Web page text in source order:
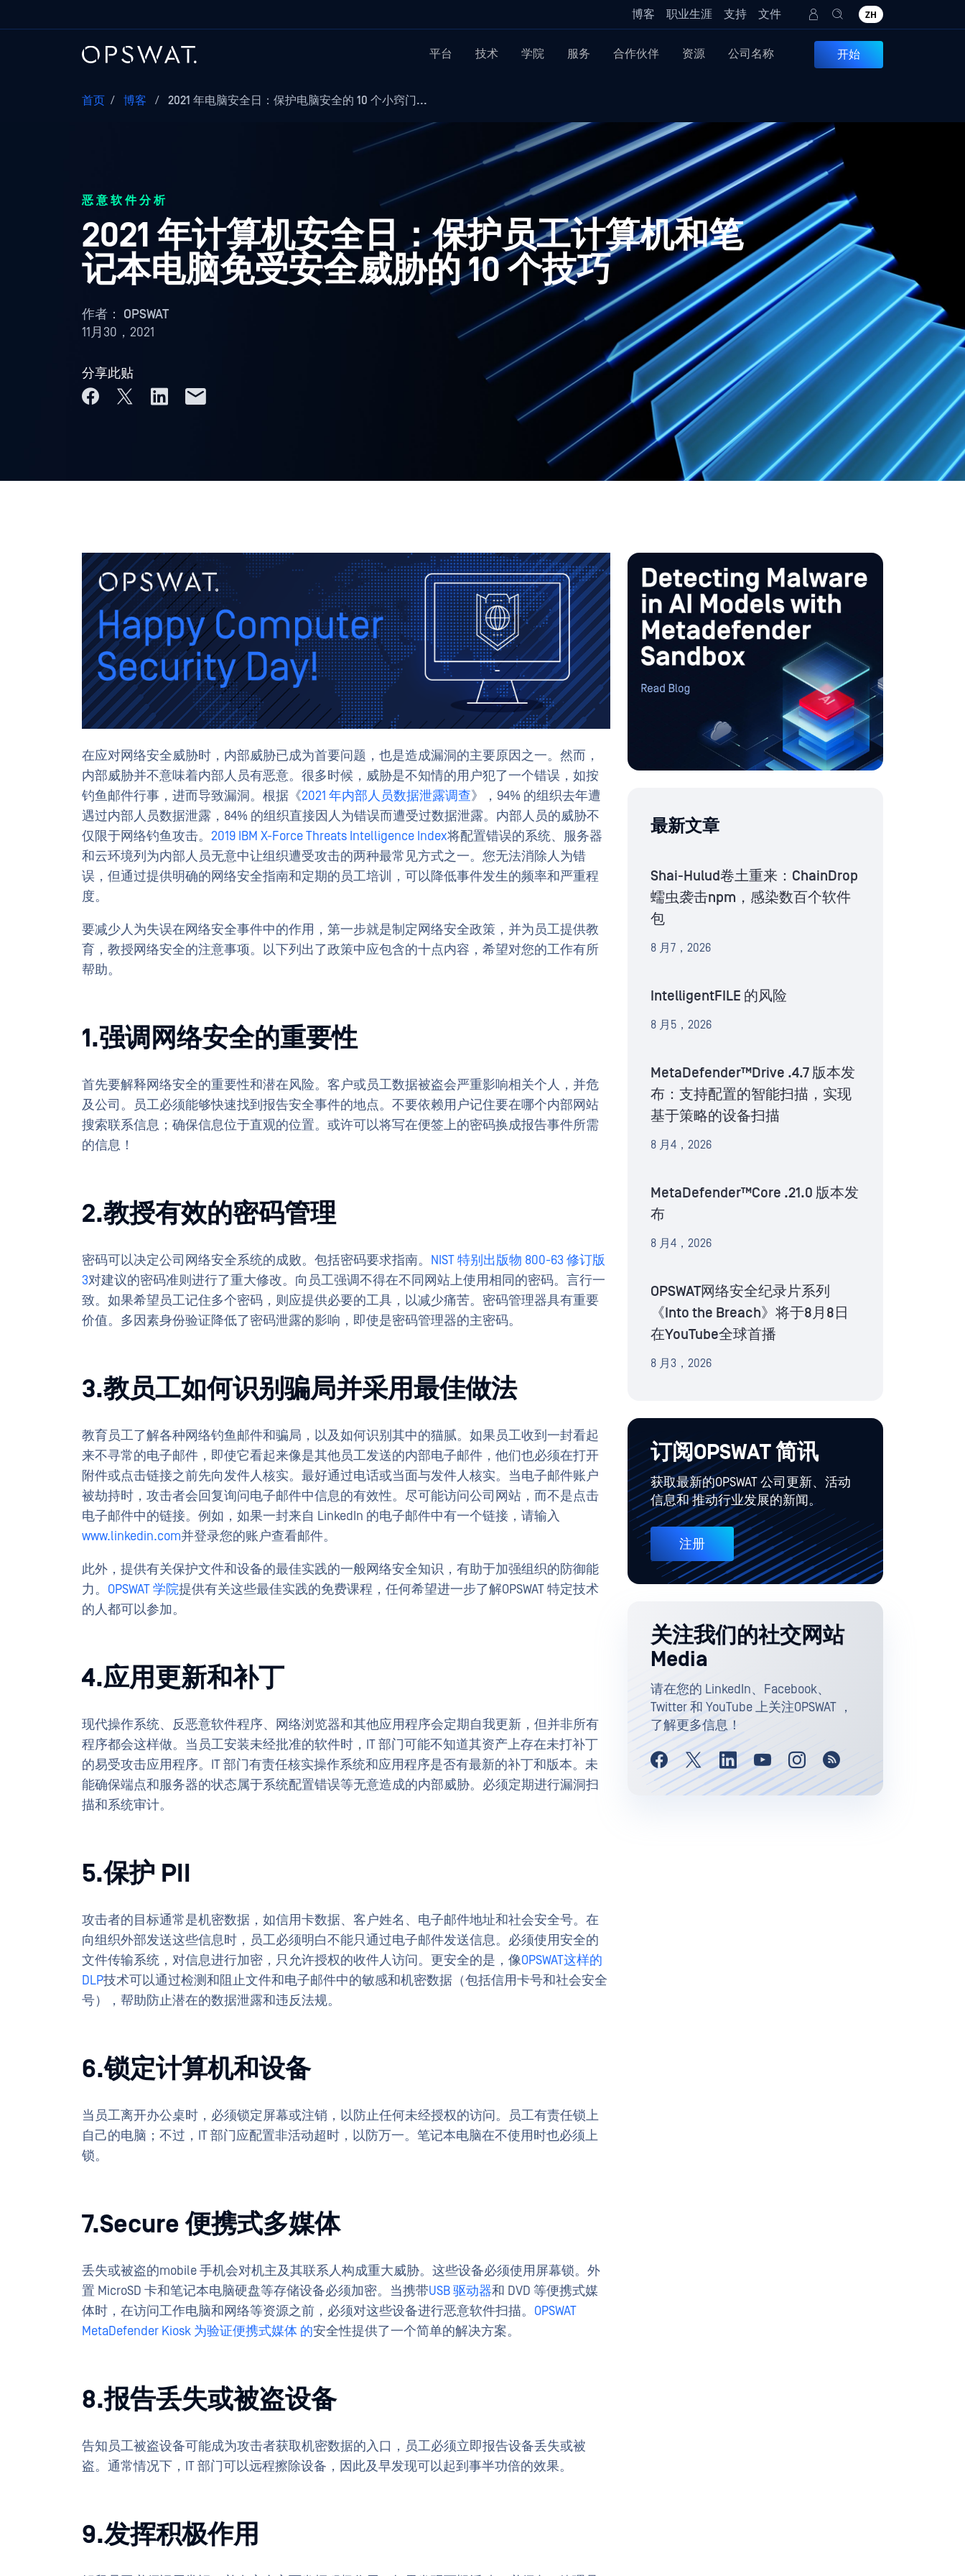
博客 职业生涯 支持 文件 ZH
平台 技术 学院 服务 合作伙伴 资源 公司名称 开始
首页 / 博客 / 2021 年电脑安全日：保护电脑安全的 10 个小窍门...
恶意软件分析
2021 年计算机安全日：保护员工计算机和笔
记本电脑免受安全威胁的 10 个技巧
作者： OPSWAT
11月30，2021
分享此贴
在应对网络安全威胁时，内部威胁已成为首要问题，也是造成漏洞的主要原因之一。然而，
内部威胁并不意味着内部人员有恶意。很多时候，威胁是不知情的用户犯了一个错误，如按
钓鱼邮件行事，进而导致漏洞。根据《2021 年内部人员数据泄露调查》，94% 的组织去年遭
遇过内部人员数据泄露，84% 的组织直接因人为错误而遭受过数据泄露。内部人员的威胁不
仅限于网络钓鱼攻击。 2019 IBM X-Force Threats Intelligence Index将配置错误的系统、服务器
和云环境列为内部人员无意中让组织遭受攻击的两种最常见方式之一。您无法消除人为错
误，但通过提供明确的网络安全指南和定期的员工培训，可以降低事件发生的频率和严重程
度。
要减少人为失误在网络安全事件中的作用，第一步就是制定网络安全政策，并为员工提供教
育，教授网络安全的注意事项。以下列出了政策中应包含的十点内容，希望对您的工作有所
帮助。
1.强调网络安全的重要性
首先要解释网络安全的重要性和潜在风险。客户或员工数据被盗会严重影响相关个人，并危
及公司。员工必须能够快速找到报告安全事件的地点。不要依赖用户记住要在哪个内部网站
搜索联系信息；确保信息位于直观的位置。或许可以将写在便签上的密码换成报告事件所需
的信息！
2.教授有效的密码管理
密码可以决定公司网络安全系统的成败。包括密码要求指南。 NIST 特别出版物 800-63 修订版
3对建议的密码准则进行了重大修改。向员工强调不得在不同网站上使用相同的密码。言行一
致。如果希望员工记住多个密码，则应提供必要的工具，以减少痛苦。密码管理器具有重要
价值。多因素身份验证降低了密码泄露的影响，即使是密码管理器的主密码。
3.教员工如何识别骗局并采用最佳做法
教育员工了解各种网络钓鱼邮件和骗局，以及如何识别其中的猫腻。如果员工收到一封看起
来不寻常的电子邮件，即使它看起来像是其他员工发送的内部电子邮件，他们也必须在打开
附件或点击链接之前先向发件人核实。最好通过电话或当面与发件人核实。当电子邮件账户
被劫持时，攻击者会回复询问电子邮件中信息的有效性。尽可能访问公司网站，而不是点击
电子邮件中的链接。例如，如果一封来自 LinkedIn 的电子邮件中有一个链接，请输入
www.linkedin.com并登录您的账户查看邮件。
此外，提供有关保护文件和设备的最佳实践的一般网络安全知识，有助于加强组织的防御能
力。 OPSWAT 学院提供有关这些最佳实践的免费课程，任何希望进一步了解OPSWAT 特定技术
的人都可以参加。
4.应用更新和补丁
现代操作系统、反恶意软件程序、网络浏览器和其他应用程序会定期自我更新，但并非所有
程序都会这样做。当员工安装未经批准的软件时，IT 部门可能不知道其资产上存在未打补丁
的易受攻击应用程序。IT 部门有责任核实操作系统和应用程序是否有最新的补丁和版本。未
能确保端点和服务器的状态属于系统配置错误等无意造成的内部威胁。必须定期进行漏洞扫
描和系统审计。
5.保护 PII
攻击者的目标通常是机密数据，如信用卡数据、客户姓名、电子邮件地址和社会安全号。在
向组织外部发送这些信息时，员工必须明白不能只通过电子邮件发送信息。必须使用安全的
文件传输系统，对信息进行加密，只允许授权的收件人访问。更安全的是，像OPSWAT这样的
DLP技术可以通过检测和阻止文件和电子邮件中的敏感和机密数据（包括信用卡号和社会安全
号），帮助防止潜在的数据泄露和违反法规。
6.锁定计算机和设备
当员工离开办公桌时，必须锁定屏幕或注销，以防止任何未经授权的访问。员工有责任锁上
自己的电脑；不过，IT 部门应配置非活动超时，以防万一。笔记本电脑在不使用时也必须上
锁。
7.Secure 便携式多媒体
丢失或被盗的mobile 手机会对机主及其联系人构成重大威胁。这些设备必须使用屏幕锁。外
置 MicroSD 卡和笔记本电脑硬盘等存储设备必须加密。当携带USB 驱动器和 DVD 等便携式媒
体时，在访问工作电脑和网络等资源之前，必须对这些设备进行恶意软件扫描。 OPSWAT
MetaDefender Kiosk 为验证便携式媒体 的安全性提供了一个简单的解决方案。
8.报告丢失或被盗设备
告知员工被盗设备可能成为攻击者获取机密数据的入口，员工必须立即报告设备丢失或被
盗。通常情况下，IT 部门可以远程擦除设备，因此及早发现可以起到事半功倍的效果。
9.发挥积极作用
最新文章
Shai-Hulud卷土重来：ChainDrop
蠕虫袭击npm，感染数百个软件
包
8 月7，2026
IntelligentFILE 的风险
8 月5，2026
MetaDefender™Drive .4.7 版本发
布：支持配置的智能扫描，实现
基于策略的设备扫描
8 月4，2026
MetaDefender™Core .21.0 版本发
布
8 月4，2026
OPSWAT网络安全纪录片系列
《Into the Breach》将于8月8日
在YouTube全球首播
8 月3，2026
订阅OPSWAT 简讯
获取最新的OPSWAT 公司更新、活动
信息和 推动行业发展的新闻。
注册
关注我们的社交网站
Media
请在您的 LinkedIn、Facebook、
Twitter 和 YouTube 上关注OPSWAT ，
了解更多信息！